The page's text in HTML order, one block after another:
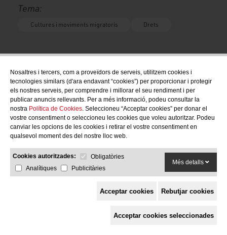
Nosaltres i tercers, com a proveïdors de serveis, utilitzem cookies i
tecnologies similars (d'ara endavant “cookies”) per proporcionar i protegir
els nostres serveis, per comprendre i millorar el seu rendiment i per
publicar anuncis rellevants. Per a més informació, podeu consultar la
nostra Política de Cookies. Seleccioneu “Acceptar cookies” per donar el
vostre consentiment o seleccioneu les cookies que voleu autoritzar. Podeu
canviar les opcions de les cookies i retirar el vostre consentiment en
qualsevol moment des del nostre lloc web.
Cookies autoritzades:
Obligatòries
Analítiques
Publicitàries
Més detalls
Acceptar cookies Rebutjar cookies
Acceptar cookies seleccionades
Tema:
Cultures i moviments migratoris Drets